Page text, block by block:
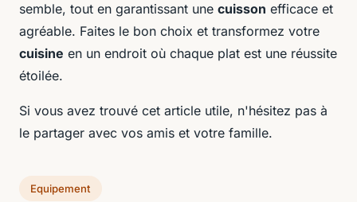
semble, tout en garantissant une cuisson efficace et
agréable. Faites le bon choix et transformez votre
cuisine en un endroit où chaque plat est une réussite
étoilée.
Si vous avez trouvé cet article utile, n'hésitez pas à
le partager avec vos amis et votre famille.
Equipement